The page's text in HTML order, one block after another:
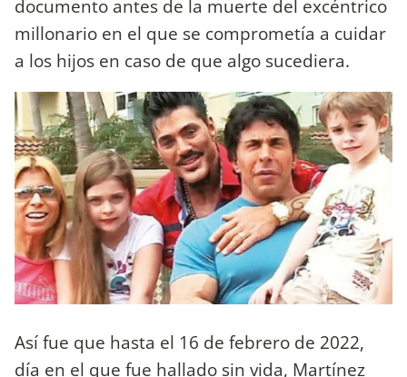
documento antes de la muerte del excéntrico
millonario en el que se comprometía a cuidar
a los hijos en caso de que algo sucediera.
Así fue que hasta el 16 de febrero de 2022,
día en el que fue hallado sin vida, Martínez